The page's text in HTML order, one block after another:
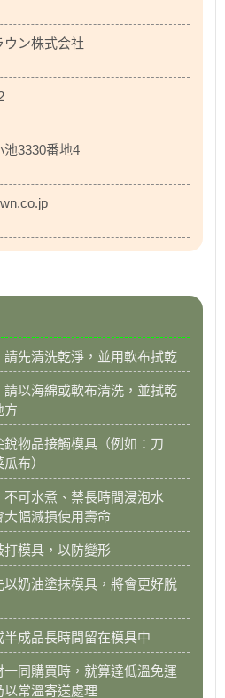
ウン株式会社
3330番地4
先清洗乾淨，並用軟布拭乾
以海綿或軟布清洗，並拭乾
方
物品接觸模具（例如：刀
布）
可水煮、禁長時間浸泡水
大幅減損使用壽命
模具，以防變形
奶油塗抹模具，將會更好脫
成品長時間留在模具中
同購買時，就算達低溫免運
常溫寄送處理